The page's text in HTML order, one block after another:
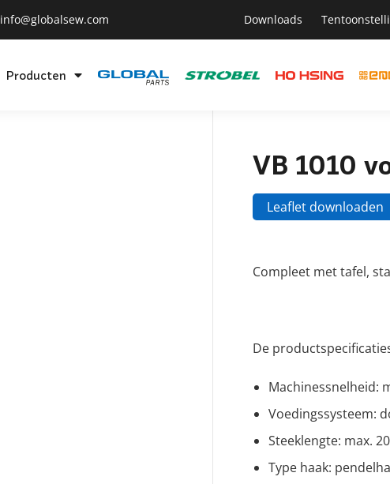
info@globalsew.com Downloads
Producten
VB 1010
Leaflet downloaden
Compleet met tafel,
De
Machinessnelheid:
Voedingssysteem:
Steeklengte: max.
Type haak: